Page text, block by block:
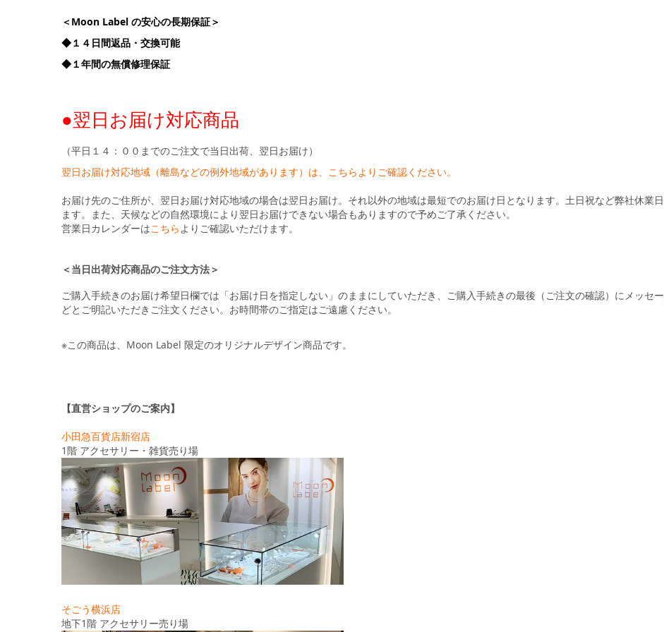
＜Moon Label の安心の長期保証＞
◆１４日間返品・交換可能
◆１年間の無償修理保証
●翌日お届け対応商品
（平日１４：００までのご注文で当日出荷、翌日お届け）
翌日お届け対応地域（離島などの例外地域があります）は、こちらよりご確認ください。
お届け先のご住所が、翌日お届け対応地域の場合は翌日お届け。それ以外の地域は最短でのお届け日となります。土日祝など弊社休業
ます。また、天候などの自然環境により翌日お届けできない場合もありますので予めご了承ください。
営業日カレンダーはこちらよりご確認いただけます。
＜当日出荷対応商品のご注文方法＞
ご購入手続きのお届け希望日欄では「お届け日を指定しない」のままにしていただき、ご購入手続きの最後（ご注文の確認）にメッセ
どとご明記いただきご注文ください。お時間帯のご指定はご遠慮ください。
※この商品は、Moon Label 限定のオリジナルデザイン商品です。
【直営ショップのご案内】
小田急百貨店新宿店
1階 アクセサリー・雑貨売り場
そごう横浜店
地下1階 アクセサリー売り場